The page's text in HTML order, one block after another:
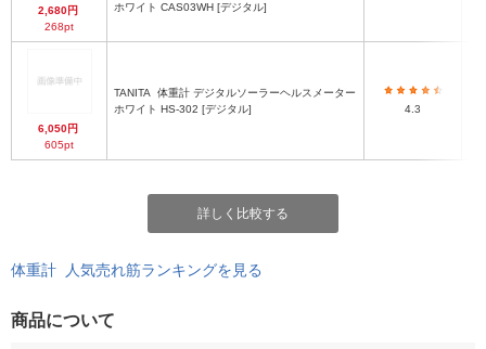
2,680円
268pt
ホワイト CAS03WH [デジタル]
6,050円
605pt
TANITA
ホワイト HS-302 [デジタル]
4.3
詳しく比較する
体重計 人気売れ筋ランキングを見る
商品について